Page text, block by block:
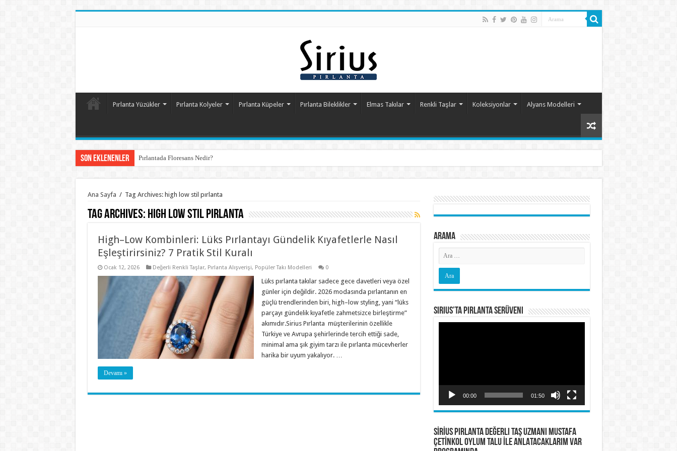
Pırlanta Yüzükler Pırlanta Kolyeler Pırlanta Küpeler Pırlanta Bileklikler Elmas Takılar Renkli Taşlar Koleksiyonlar Alyans Modelleri
Son Eklenenler Pırlantada Floresans Nedir?
Ana Sayfa / Tag Archives: high low stil pırlanta
Tag Archives: high low stil pırlanta
High–Low Kombinleri: Lüks Pırlantayı Gündelik Kıyafetlerle Nasıl
Eşleştirirsiniz? 7 Pratik Stil Kuralı
Ocak 12, 2026 Değerli Renkli Taşlar, Pırlanta Alışverişi, Popüler Takı Modelleri 0
Lüks pırlanta takılar sadece gece davetleri veya özel
günler için değildir. 2026 modasında pırlantanın en
güçlü trendlerinden biri, high–low styling, yani “lüks
parçayı gündelik kıyafetle zahmetsizce birleştirme”
akımıdır.Sirius Pırlanta müşterilerinin özellikle
Türkiye ve Avrupa şehirlerinde tercih ettiği sade,
minimal ama şık giyim tarzı ile pırlanta mücevherler
harika bir uyum yakalıyor. …
Devamı »
Arama
Sirius’ta Pırlanta Serüveni
00:00 01:50
SİRİUS PIRLANTA Değerli Taş Uzmanı Mustafa
ÇETİNKOL OYLUM TALU İLE ANLATACAKLARIM VAR